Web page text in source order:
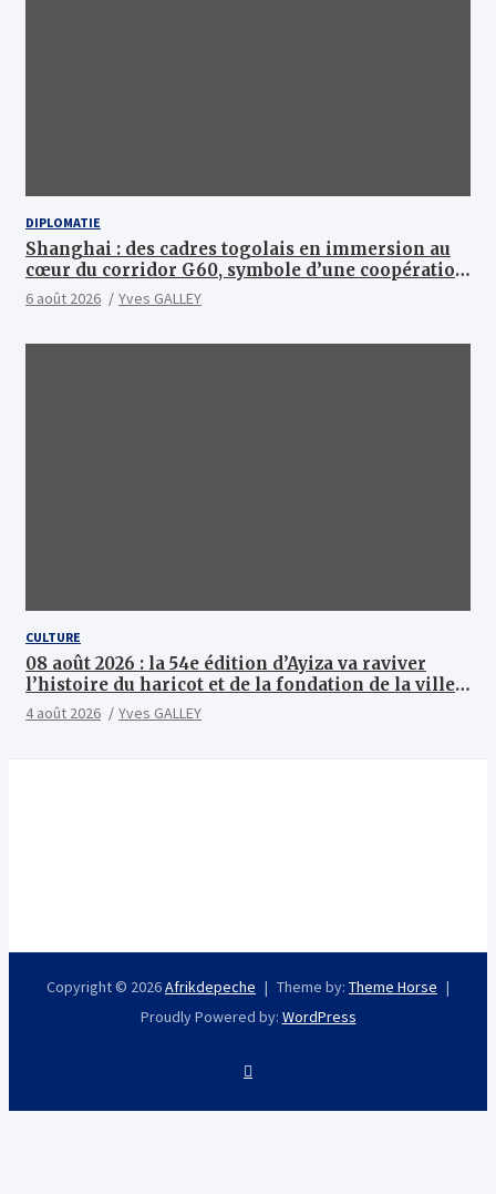
DIPLOMATIE
Shanghai : des cadres togolais en immersion au
cœur du corridor G60, symbole d’une coopération
sino-togolaise axée sur l’excellence et le
leadership d’impact
6 août 2026 Yves GALLEY
CULTURE
08 août 2026 : la 54e édition d’Ayiza va raviver
l’histoire du haricot et de la fondation de la ville
de Tsévié
4 août 2026 Yves GALLEY
Copyright © 2026Afrikdepeche Theme by: Theme Horse
Proudly Powered by: WordPress